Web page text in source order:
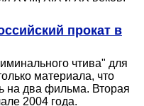
прокат в
чтива" для
материала, что
на два фильма. Вторая
2004 года.